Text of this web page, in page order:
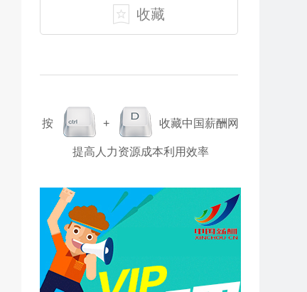
收藏
按 + 收藏中国薪酬网
提高人力资源成本利用效率